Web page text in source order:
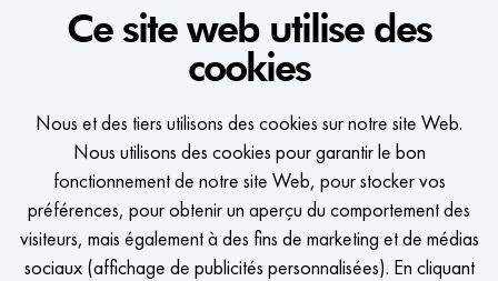
Ce site web utilise des
cookies
Nous et des tiers utilisons des cookies sur notre site Web.
Nous utilisons des cookies pour garantir le bon
fonctionnement de notre site Web, pour stocker vos
préférences, pour obtenir un aperçu du comportement des
visiteurs, mais également à des fins de marketing et de médias
sociaux (affichage de publicités personnalisées). En cliquant
WE WOULD LIKE TO KEEP
IN TOUCH
Recevoir un message dès qu'il y a une offre d'emploi qui vous
correspond?